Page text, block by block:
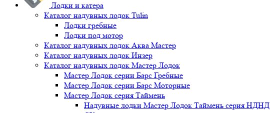
Лодки и катера
Каталог надувных лодок Tulin
Лодки гребные
Лодки под мотор
Каталог надувных лодок Аква Мастер
Каталог надувных лодок Инзер
Каталог надувных лодок Мастер Лодок
Мастер Лодок серии Барс Гребные
Мастер Лодок серии Барс Моторные
Мастер Лодок серия Таймень
Надувные лодки Мастер Лодок Таймень серия НДНД